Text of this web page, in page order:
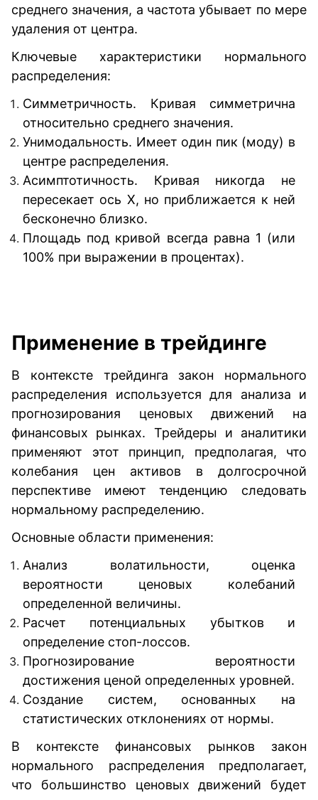
среднего значения, а частота убывает по мере
удаления от центра.
Ключевые характеристики нормального
распределения:
Симметричность. Кривая симметрична
относительно среднего значения.
Унимодальность. Имеет один пик (моду) в
центре распределения.
Асимптотичность. Кривая никогда не
пересекает ось X, но приближается к ней
бесконечно близко.
Площадь под кривой всегда равна 1 (или
100% при выражении в процентах).
Применение в трейдинге
В контексте трейдинга закон нормального
распределения используется для анализа и
прогнозирования ценовых движений на
финансовых рынках. Трейдеры и аналитики
применяют этот принцип, предполагая, что
колебания цен активов в долгосрочной
перспективе имеют тенденцию следовать
нормальному распределению.
Основные области применения:
Анализ волатильности, оценка
вероятности ценовых колебаний
определенной величины.
Расчет потенциальных убытков и
определение стоп-лоссов.
Прогнозирование вероятности
достижения ценой определенных уровней.
Создание систем, основанных на
статистических отклонениях от нормы.
В контексте финансовых рынков закон
нормального распределения предполагает,
что большинство ценовых движений будет